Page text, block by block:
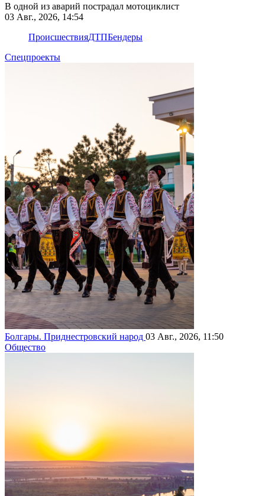
В одной из аварий пострадал мотоциклист
03 Авг., 2026, 14:54
ПроисшествияДТПБендеры
Спецпроекты
Болгары. Приднестровский народ 03 Авг., 2026, 11:50
Общество